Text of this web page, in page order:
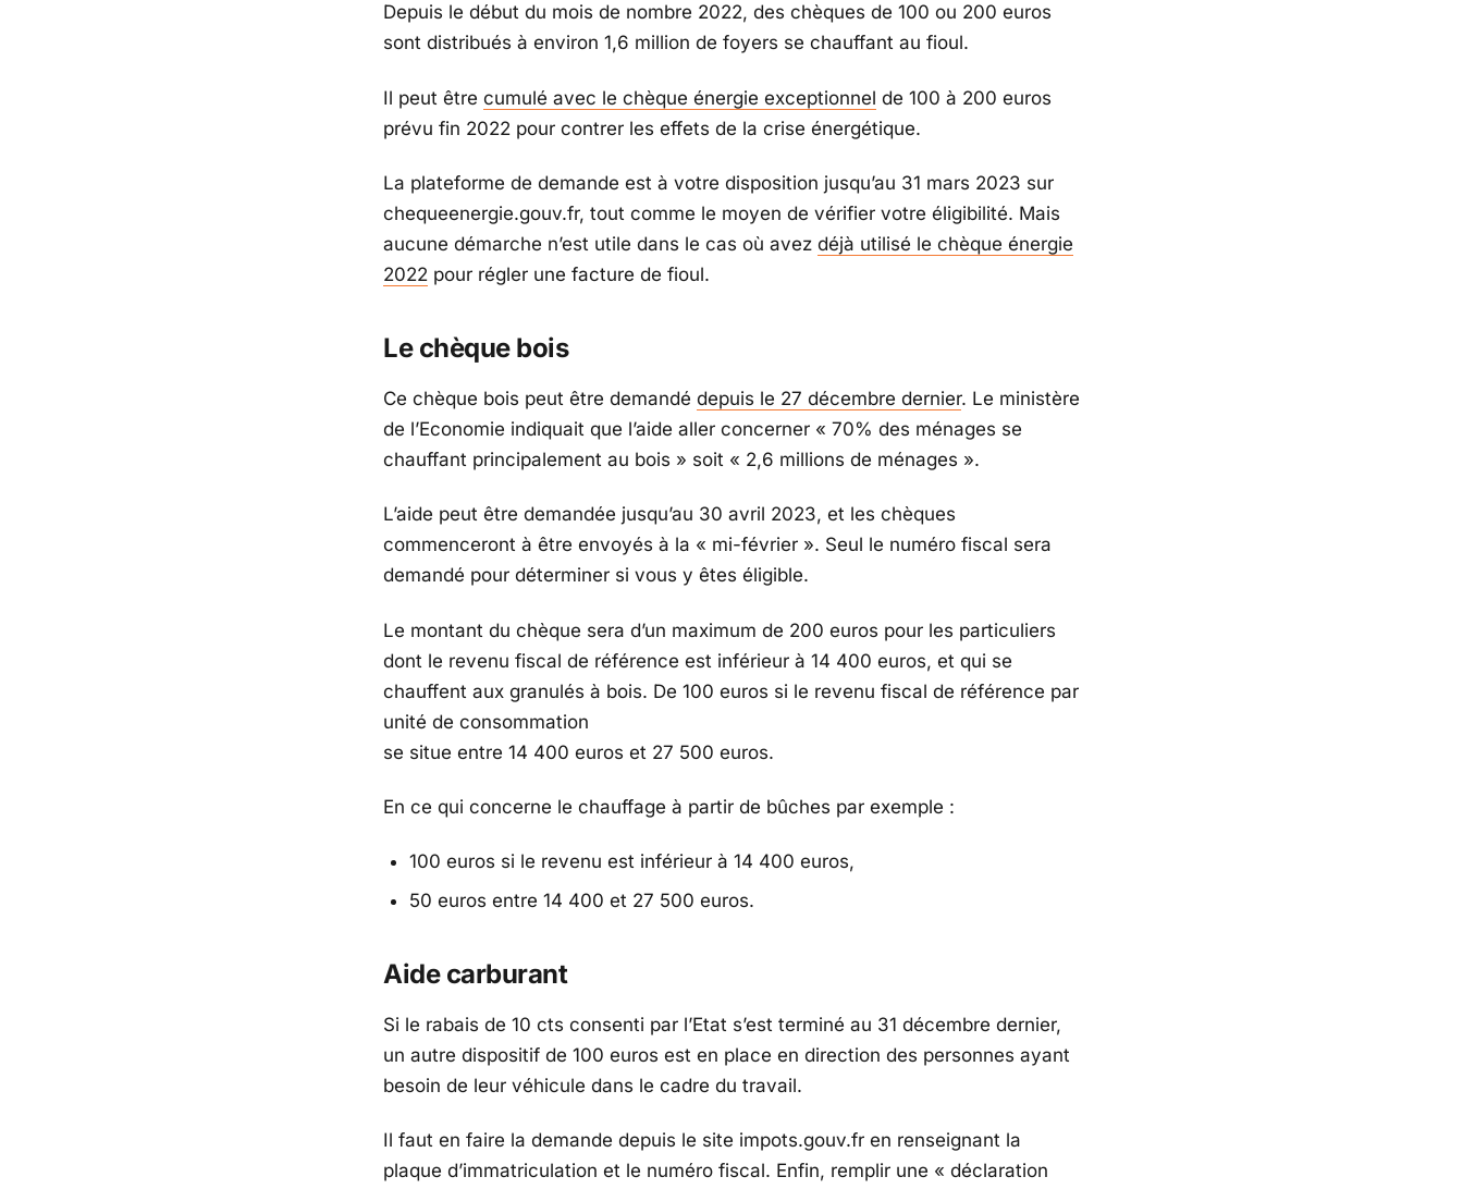
Depuis le début du mois de nombre 2022, des chèques de 100 ou 200 euros
sont distribués à environ 1,6 million de foyers se chauffant au fioul.
Il peut être cumulé avec le chèque énergie exceptionnel de 100 à 200 euros
prévu fin 2022 pour contrer les effets de la crise énergétique.
La plateforme de demande est à votre disposition jusqu’au 31 mars 2023 sur
chequeenergie.gouv.fr, tout comme le moyen de vérifier votre éligibilité. Mais
aucune démarche n’est utile dans le cas où avez déjà utilisé le chèque énergie
2022 pour régler une facture de fioul.
Le chèque bois
Ce chèque bois peut être demandé depuis le 27 décembre dernier. Le ministère
de l’Economie indiquait que l’aide aller concerner « 70% des ménages se
chauffant principalement au bois » soit « 2,6 millions de ménages ».
L’aide peut être demandée jusqu’au 30 avril 2023, et les chèques
commenceront à être envoyés à la « mi-février ». Seul le numéro fiscal sera
demandé pour déterminer si vous y êtes éligible.
Le montant du chèque sera d’un maximum de 200 euros pour les particuliers
dont le revenu fiscal de référence est inférieur à 14 400 euros, et qui se
chauffent aux granulés à bois. De 100 euros si le revenu fiscal de référence par
unité de consommation
se situe entre 14 400 euros et 27 500 euros.
En ce qui concerne le chauffage à partir de bûches par exemple :
100 euros si le revenu est inférieur à 14 400 euros,
50 euros entre 14 400 et 27 500 euros.
Aide carburant
Si le rabais de 10 cts consenti par l’Etat s’est terminé au 31 décembre dernier,
un autre dispositif de 100 euros est en place en direction des personnes ayant
besoin de leur véhicule dans le cadre du travail.
Il faut en faire la demande depuis le site impots.gouv.fr en renseignant la
plaque d’immatriculation et le numéro fiscal. Enfin, remplir une « déclaration